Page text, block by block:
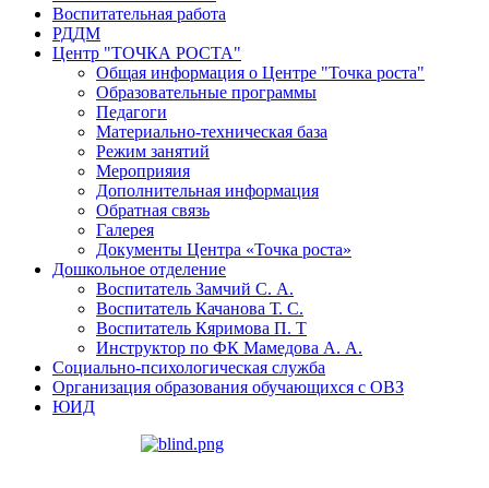
Воспитательная работа
РДДМ
Центр "ТОЧКА РОСТА"
Общая информация о Центре "Точка роста"
Образовательные программы
Педагоги
Материально-техническая база
Режим занятий
Мероприяия
Дополнительная информация
Обратная связь
Галерея
Документы Центра «Точка роста»
Дошкольное отделение
Воспитатель Замчий С. А.
Воспитатель Качанова Т. С.
Воспитатель Кяримова П. Т
Инструктор по ФК Мамедова А. А.
Социально-психологическая служба
Организация образования обучающихся с ОВЗ
ЮИД